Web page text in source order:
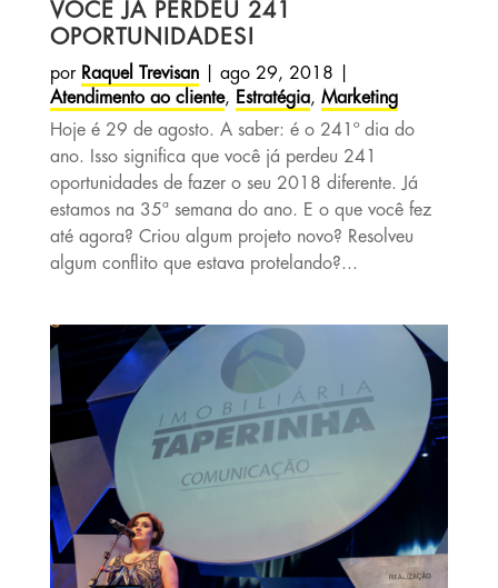
VOCÊ JÁ PERDEU 241
OPORTUNIDADES!
por Raquel Trevisan| ago 29, 2018
Atendimento ao cliente, Estratégia, Marketing
Hoje é 29 de agosto. A saber: é o 241º dia do
ano. Isso significa que você já perdeu 241
oportunidades de fazer o seu 2018 diferente. Já
estamos na 35ª semana do ano. E o que você fez
até agora? Criou algum projeto novo? Resolveu
algum conflito que estava protelando?...